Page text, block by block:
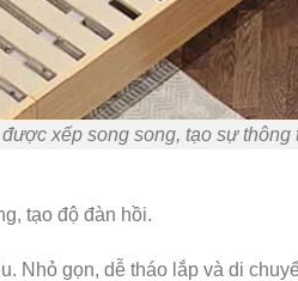
xếp song song, tạo sự thông
tạo độ đàn hồi.
Nhỏ gọn, dễ tháo lắp và di